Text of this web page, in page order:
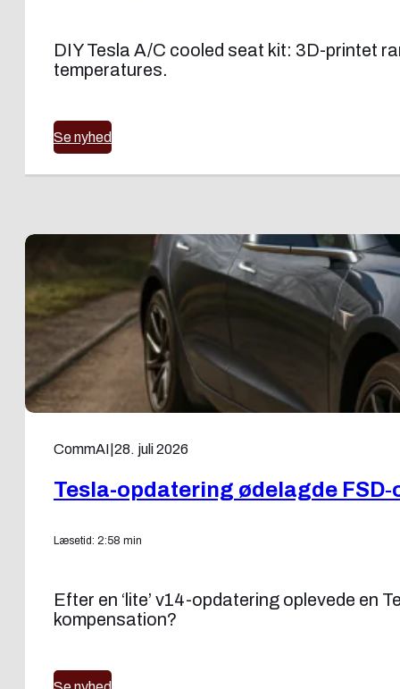
DIY Tesla A/C cooled seat kit: 3D-printet
temperatures.
Se nyhed
CommAI 28. juli 2026
Tesla-opdatering ødelagde
Læsetid: 2:58 min
Efter en ‘lite’ v14-opdatering oplevede en
kompensation?